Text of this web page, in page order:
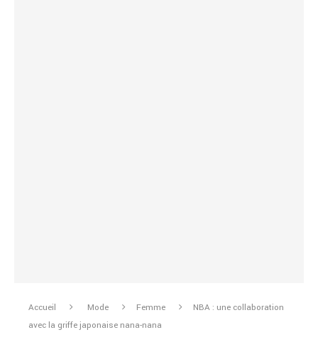
Accueil Mode Femme
NBA : une collaboration
avec la griffe japonaise nana-nana